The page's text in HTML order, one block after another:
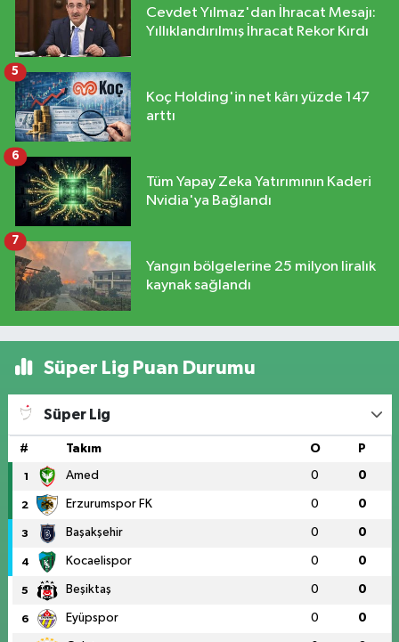
Cevdet Yılmaz'dan İhracat Mesajı:
Yıllıklandırılmış İhracat Rekor Kırdı
Koç Holding'in net kârı yüzde 147
arttı
5
Tüm Yapay Zeka Yatırımının Kaderi
Nvidia'ya Bağlandı
6
Yangın bölgelerine 25 milyon liralık
kaynak sağlandı
7
Süper Lig Puan Durumu
Süper Lig
# Takım O P
1 Amed 0 0
2 Erzurumspor FK 0 0
3 Başakşehir 0 0
4 Kocaelispor 0 0
5 Beşiktaş 0 0
6 Eyüpspor 0 0